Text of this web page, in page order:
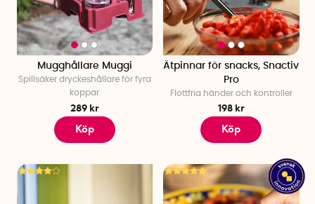
Mugghållare Muggi
Spillsäker dryckeshållare för fyra
koppar
289 kr
Köp
Ätpinnar för snacks, Snactiv
Pro
Flottfria händer och kontroller
198 kr
Köp